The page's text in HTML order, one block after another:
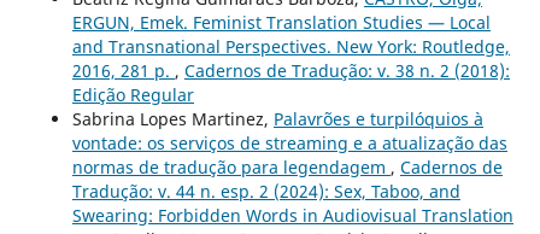
ERGUN, Emek. Feminist Translation Studies — Local
and Transnational Perspectives. New York: Routledge,
2016, 281 p. , Cadernos de Tradução: v. 38 n. 2 (2018):
Edição Regular
Sabrina Lopes Martinez, Palavrões e turpilóquios à
vontade: os serviços de streaming e a atualização das
normas de tradução para legendagem , Cadernos de
Tradução: v. 44 n. esp. 2 (2024): Sex, Taboo, and
Swearing: Forbidden Words in Audiovisual Translation